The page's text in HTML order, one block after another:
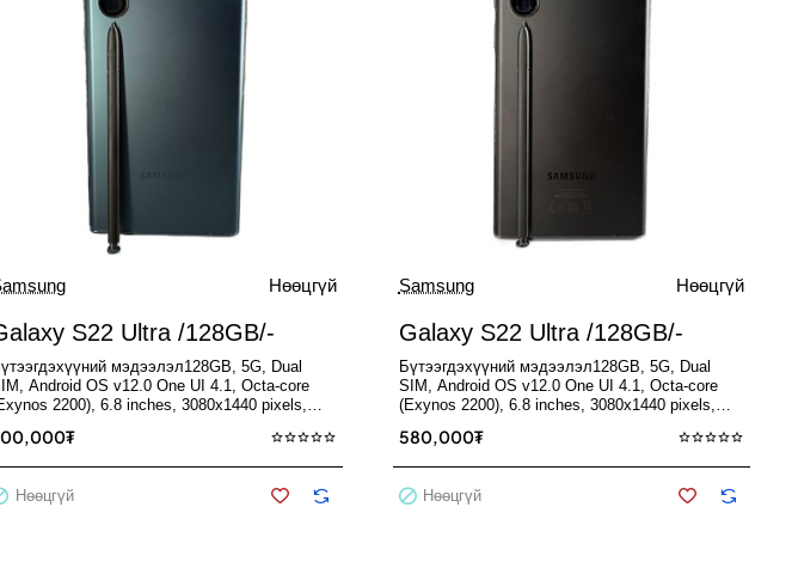
Used
Зарагдсан
Нөөцгүй
Нөөцгүй
S22 Ultra /128GB/-
мэдээлэл128GB, 5G, Dual
Android OS v12.0 One UI 4.1, Octa-core
2200), 6.8 inches, 3080x1440 pixels,
Нөөцгүй
Used
Зарагдсан
Нөөцгүй
Samsung Нөөцгүй
Galaxy S22 Ultra /128GB/-
Бүтээгдэхүүний мэдээлэл128GB, 5G, Dual
SIM, Android OS v12.0 One UI 4.1, Octa-core
(Exynos 2200), 6.8 inches, 3080x1440 pixels,
580,000₮
Нөөцгүй